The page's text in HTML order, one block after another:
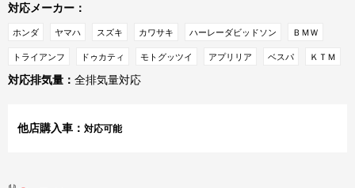
対応メーカー：
ホンダ ヤマハ スズキ カワサキ ハーレーダビッドソン ＢＭＷ
トライアンフ ドゥカティ モトグッツイ アプリリア ベスパ ＫＴＭ
対応排気量： 全排気量対応
他店購入車： 対応可能